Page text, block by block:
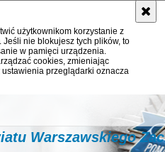
użytkownikom korzystanie z
nie blokujesz tych plików, to
w pamięci urządzenia.
cookies, zmieniając
przeglądarki oznacza
Warszawskiego